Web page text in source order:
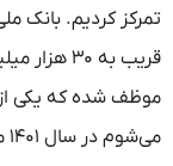
تمرکز کردیم. بانک
قریب به
موظف شده که یکی از